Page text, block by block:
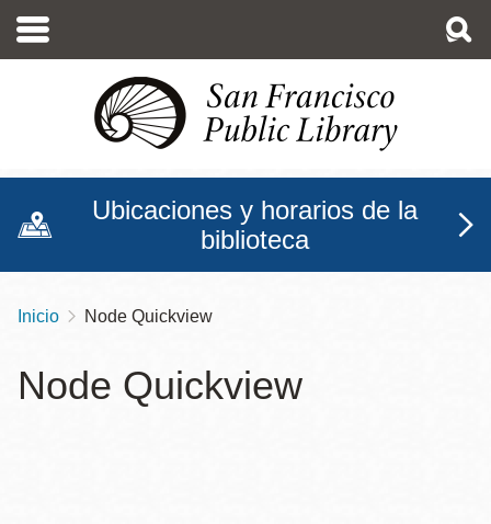
contenido
Ubicaciones y horarios de la
biblioteca
Sobrescribir
de
Inicio Node Quickview
Node Quickview